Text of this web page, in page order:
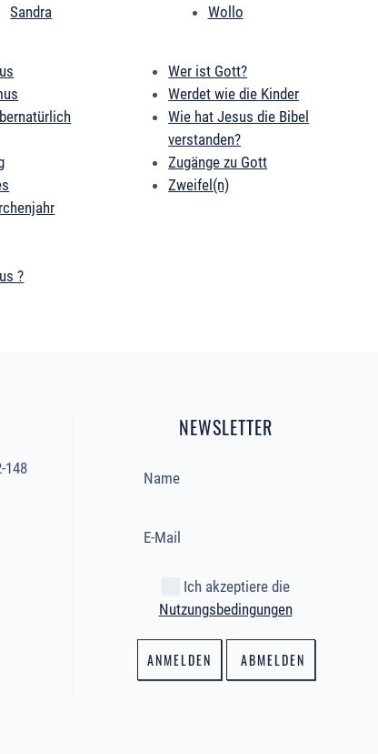
Sandra
Wollo
?
Wer ist Gott?
Werdet wie die Kinder
Wie hat Jesus die Bibel
verstanden?
Zugänge zu Gott
Zweifel(n)
148
NEWSLETTER
Ich akzeptiere die
Nutzungsbedingungen